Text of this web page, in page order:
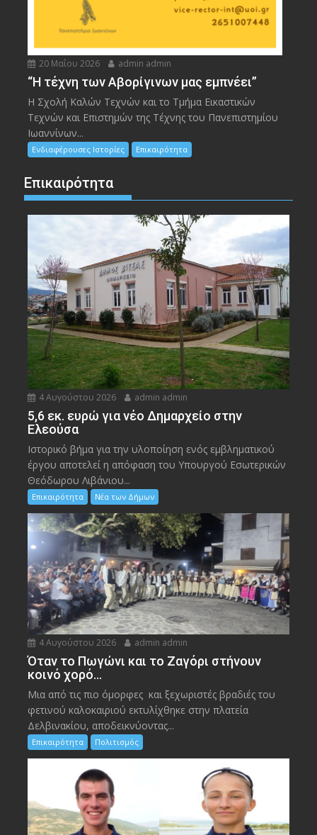
20 Μαΐου 2026 admin admin
“Η τέχνη των Αβορίγινων μας εμπνέει”
Η Σχολή Καλών Τεχνών και το Τμήμα Εικαστικών
Τεχνών και Επιστημών της Τέχνης του Πανεπιστημίου
Ιωαννίνων...
Ενδιαφέρουσες Ιστορίες Επικαιρότητα
Επικαιρότητα
4 Αυγούστου 2026 admin admin
5,6 εκ. ευρώ για νέο Δημαρχείο στην
Ελεούσα
Ιστορικό βήμα για την υλοποίηση ενός εμβληματικού
έργου αποτελεί η απόφαση του Υπουργού Εσωτερικών
Θεόδωρου Λιβάνιου...
Επικαιρότητα Νέα των Δήμων
4 Αυγούστου 2026 admin admin
Όταν το Πωγώνι και το Ζαγόρι στήνουν
κοινό χορό…
Μια από τις πιο όμορφες και ξεχωριστές βραδιές του
φετινού καλοκαιριού εκτυλίχθηκε στην πλατεία
Δελβινακίου, αποδεικνύοντας...
Επικαιρότητα Πολιτισμός